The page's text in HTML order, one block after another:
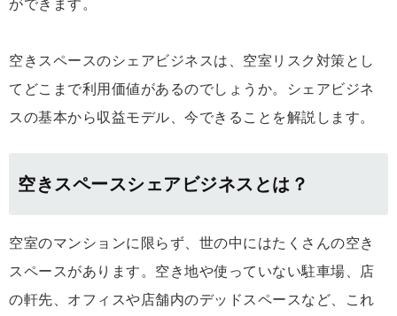
ができます。
空きスペースのシェアビジネスは、空室リスク対策とし
てどこまで利用価値があるのでしょうか。シェアビジネ
スの基本から収益モデル、今できることを解説します。
空きスペースシェアビジネスとは？
空室のマンションに限らず、世の中にはたくさんの空き
スペースがあります。空き地や使っていない駐車場、店
の軒先、オフィスや店舗内のデッドスペースなど、これ